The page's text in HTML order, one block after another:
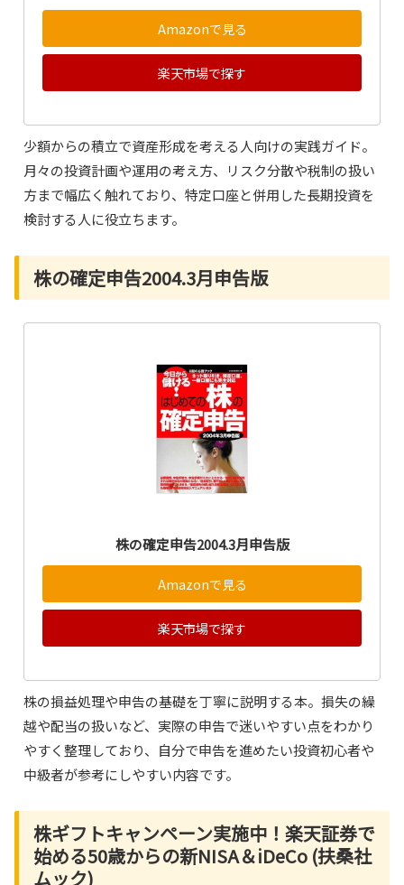
Amazonで見る
楽天市場で探す
少額からの積立で資産形成を考える人向けの実践ガイド。
月々の投資計画や運用の考え方、リスク分散や税制の扱い
方まで幅広く触れており、特定口座と併用した長期投資を
検討する人に役立ちます。
株の確定申告2004.3月申告版
株の確定申告2004.3月申告版
Amazonで見る
楽天市場で探す
株の損益処理や申告の基礎を丁寧に説明する本。損失の繰
越や配当の扱いなど、実際の申告で迷いやすい点をわかり
やすく整理しており、自分で申告を進めたい投資初心者や
中級者が参考にしやすい内容です。
株ギフトキャンペーン実施中！楽天証券で
始める50歳からの新NISA＆iDeCo (扶桑社
ムック)